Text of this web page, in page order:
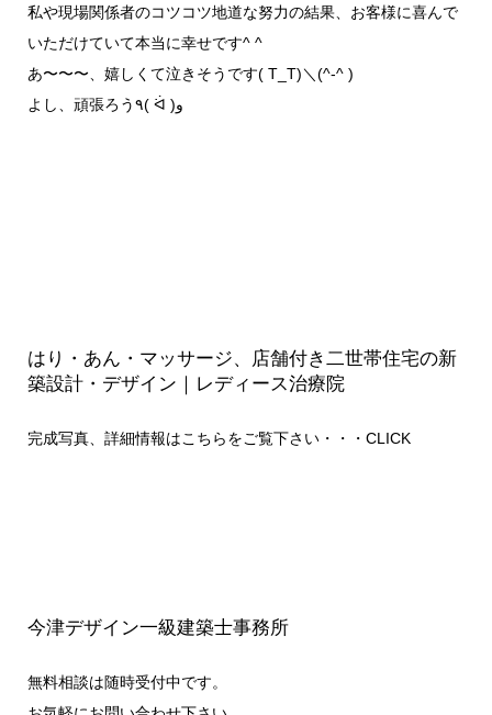
私や現場関係者のコツコツ地道な努力の結果、お客様に喜んで
いただけていて本当に幸せです^ ^
あ〜〜〜、嬉しくて泣きそうです( T_T)＼(^-^ )
よし、頑張ろう٩( ᐛ )و
はり・あん・マッサージ、店舗付き二世帯住宅の新
築設計・デザイン｜レディース治療院
完成写真、詳細情報はこちらをご覧下さい・・・ CLICK
今津デザイン一級建築士事務所
無料相談は随時受付中です。